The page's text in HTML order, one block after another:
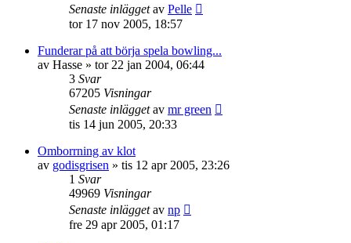
Senaste inläggetav Pelle
tor 17 nov 2005, 18:57
Funderar på att börja spela bowling...
av Hasse » tor 22 jan 2004, 06:44
3 Svar
67205 Visningar
Senaste inläggetav mr green
tis 14 jun 2005, 20:33
Omborrning av klot
av godisgrisen » tis 12 apr 2005, 23:26
1 Svar
49969 Visningar
Senaste inläggetav np
fre 29 apr 2005, 01:17